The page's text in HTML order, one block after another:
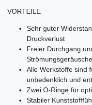
VORTEILE
Sehr guter
Druckverlust
Freier Durchgang
Strömungsgeräusche
Alle Werkstoffe sind
unbedenklich und
Zwei O-Ringe für
Stabiler